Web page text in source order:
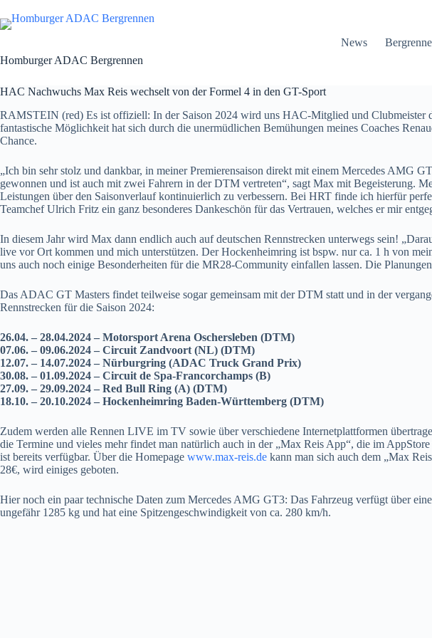
Inhalt
springen
Homburger ADAC Bergrennen
News
HAC Nachwuchs Max Reis wechselt von der Formel 4 in den GT-Sport
RAMSTEIN (red) Es ist offiziell: In der Saison 2024 wird uns HAC-Mitglied und Clubmeister
fantastische Möglichkeit hat sich durch die unermüdlichen Bemühungen meines Coaches
Chance.
„Ich bin sehr stolz und dankbar, in meiner Premierensaison direkt mit einem Mercedes AMG
gewonnen und ist auch mit zwei Fahrern in der DTM vertreten“, sagt Max mit Begeisterung.
Leistungen über den Saisonverlauf kontinuierlich zu verbessern. Bei HRT finde ich hierfür
Teamchef Ulrich Fritz ein ganz besonderes Dankeschön für das Vertrauen, welches er mir
In diesem Jahr wird Max dann endlich auch auf deutschen Rennstrecken unterwegs sein!
live vor Ort kommen und mich unterstützen. Der Hockenheimring ist bspw. nur ca. 1 h von
uns auch noch einige Besonderheiten für die MR28-Community einfallen lassen. Die
Das ADAC GT Masters findet teilweise sogar gemeinsam mit der DTM statt und in der
Rennstrecken für die Saison 2024:
26.04. – 28.04.2024 – Motorsport Arena Oschersleben (DTM)
07.06. – 09.06.2024 – Circuit Zandvoort (NL) (DTM)
12.07. – 14.07.2024 – Nürburgring (ADAC Truck Grand Prix)
30.08. – 01.09.2024 – Circuit de Spa-Francorchamps (B)
27.09. – 29.09.2024 – Red Bull Ring (A) (DTM)
18.10. – 20.10.2024 – Hockenheimring Baden-Württemberg (DTM)
Zudem werden alle Rennen LIVE im TV sowie über verschiedene Internetplattformen
die Termine und vieles mehr findet man natürlich auch in der „Max Reis App“, die im
ist bereits verfügbar. Über die Homepage www.max-reis.de kann man sich auch dem „Max
28€, wird einiges geboten.
Hier noch ein paar technische Daten zum Mercedes AMG GT3: Das Fahrzeug verfügt über
ungefähr 1285 kg und hat eine Spitzengeschwindigkeit von ca. 280 km/h.